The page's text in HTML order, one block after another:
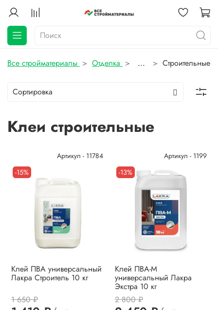
Все стройматериалы Отделка ... Строительные
Клеи строительные
Артикул - 11784
-15%
Клей ПВА универсальный
Лакра Строитель 10 кг
1 650 ₽
Артикул - 1199
-13%
Клей ПВА-М
универсальный Лакра
Экстра 10 кг
2 800 ₽